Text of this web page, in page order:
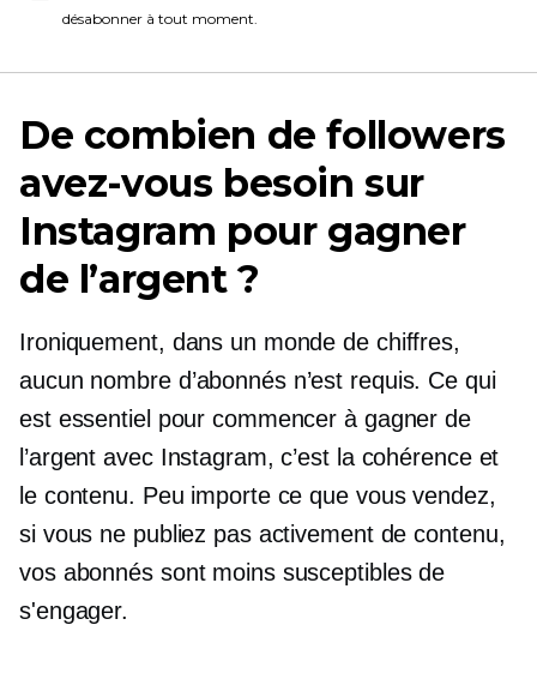
désabonner à tout moment.
De combien de followers
avez-vous besoin sur
Instagram pour gagner
de l’argent ?
Ironiquement, dans un monde de chiffres,
aucun nombre d’abonnés n’est requis. Ce qui
est essentiel pour commencer à gagner de
l’argent avec Instagram, c’est la cohérence et
le contenu. Peu importe ce que vous vendez,
si vous ne publiez pas activement de contenu,
vos abonnés sont moins susceptibles de
s'engager.